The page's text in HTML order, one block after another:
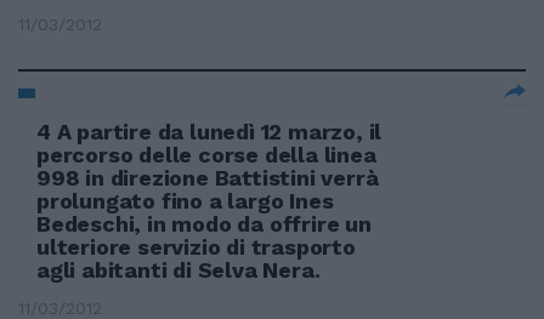
11/03/2012
4 A partire da lunedì 12 marzo, il
percorso delle corse della linea
998 in direzione Battistini verrà
prolungato fino a largo Ines
Bedeschi, in modo da offrire un
ulteriore servizio di trasporto
agli abitanti di Selva Nera.
11/03/2012